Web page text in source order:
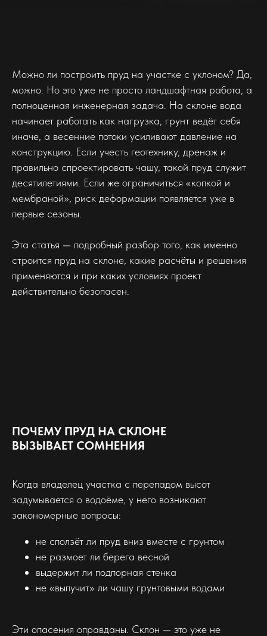
Можно ли построить пруд на участке с уклоном? Да,
можно. Но это уже не просто ландшафтная работа, а
полноценная инженерная задача. На склоне вода
начинает работать как нагрузка, грунт ведёт себя
иначе, а весенние потоки усиливают давление на
конструкцию. Если учесть геотехнику, дренаж и
правильно спроектировать чашу, такой пруд служит
десятилетиями. Если же ограничиться «копкой и
мембраной», риск деформации появляется уже в
первые сезоны.
Эта статья — подробный разбор того, как именно
строится пруд на склоне, какие расчёты и решения
применяются и при каких условиях проект
действительно безопасен.
ПОЧЕМУ ПРУД НА СКЛОНЕ
ВЫЗЫВАЕТ СОМНЕНИЯ
Когда владелец участка с перепадом высот
задумывается о водоёме, у него возникают
закономерные вопросы:
не сползёт ли пруд вниз вместе с грунтом
не размоет ли берега весной
выдержит ли подпорная стенка
не «выпучит» ли чашу грунтовыми водами
Эти опасения оправданы. Склон — это уже не